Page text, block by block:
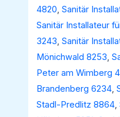
4820,Sanitär
Sanitär Installateur
3243,Sanitär
Mönichwald 8253,
Peter am Wimberg
Brandenberg 6234,
Stadl-Predlitz 8864,